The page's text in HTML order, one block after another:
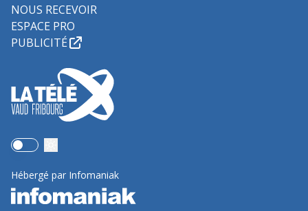
NOUS RECEVOIR
ESPACE PRO
PUBLICITÉ
Use setting
Hébergé par Infomaniak